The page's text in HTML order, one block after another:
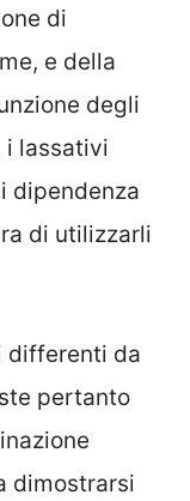
di
e della
degli
i lassativi
dipendenza
di utilizzarli
differenti da
pertanto
dimostrarsi